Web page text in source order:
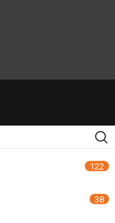
122
38